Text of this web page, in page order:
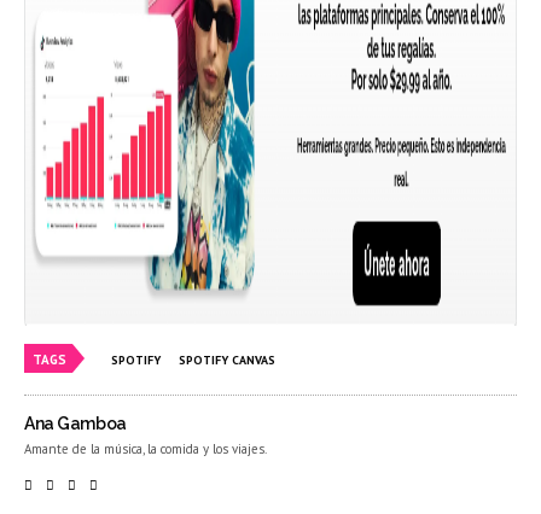
TAGS SPOTIFY SPOTIFY CANVAS
Ana Gamboa
Amante de la música, la comida y los viajes.